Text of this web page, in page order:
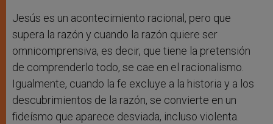
Jesús es un acontecimiento racional, pero que
supera la razón y cuando la razón quiere ser
omnicomprensiva, es decir, que tiene la pretensión
de comprenderlo todo, se cae en el racionalismo.
Igualmente, cuando la fe excluye a la historia y a los
descubrimientos de la razón, se convierte en un
fideísmo que aparece desviada, incluso violenta.